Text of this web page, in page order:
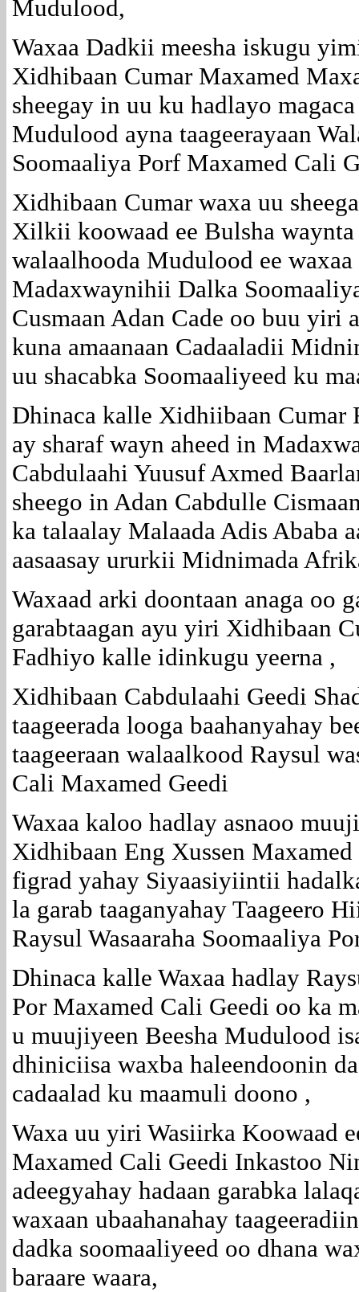
Mudulood,
Waxaa Dadkii meesha iskugu
Xidhibaan Cumar Maxamed
sheegay in uu ku hadlayo
Mudulood ayna taageerayaan
Soomaaliya Porf Maxamed Cali
Xidhibaan Cumar waxa uu
Xilkii koowaad ee Bulsha
walaalhooda Mudulood ee
Madaxwaynihii Dalka
Cusmaan Adan Cade oo buu yiri
kuna amaanaan Cadaaladii
uu shacabka Soomaaliyeed ku
Dhinaca kalle Xidhiibaan Cumar
ay sharaf wayn aheed in
Cabdulaahi Yuusuf Axmed
sheego in Adan Cabdulle
ka talaalay Malaada Adis Ababa
aasaasay ururkii Midnimada
Waxaad arki doontaan anaga oo
garabtaagan ayu yiri Xidhibaan
Fadhiyo kalle idinkugu yeerna ,
Xidhibaan Cabdulaahi Geedi
taageerada looga baahanyahay
taageeraan walaalkood Raysul
Cali Maxamed Geedi
Waxaa kaloo hadlay asnaoo
Xidhibaan Eng Xussen
figrad yahay Siyaasiyiintii
la garab taaganyahay Taageero
Raysul Wasaaraha Soomaaliya
Dhinaca kalle Waxaa hadlay
Por Maxamed Cali Geedi oo ka
u muujiyeen Beesha Mudulood
dhiniciisa waxba haleendoonin
cadaalad ku maamuli doono ,
Waxa uu yiri Wasiirka Koowaad
Maxamed Cali Geedi Inkastoo
adeegyahay hadaan garabka
waxaan ubaahanahay
dadka soomaaliyeed oo dhana
baraare waara,